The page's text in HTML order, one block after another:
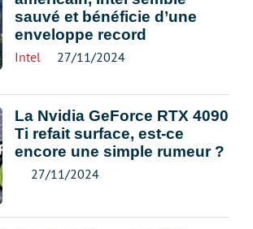
sauvé et bénéficie d’une
enveloppe record
Intel 27/11/2024
La Nvidia GeForce RTX 4090
Ti refait surface, est-ce
encore une simple rumeur ?
27/11/2024